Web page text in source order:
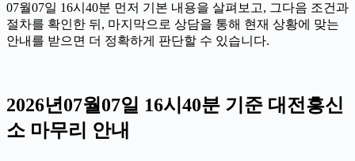
07월07일 16시40분 먼저 기본 내용을 살펴보고, 그다음 조건과
절차를 확인한 뒤, 마지막으로 상담을 통해 현재 상황에 맞는
안내를 받으면 더 정확하게 판단할 수 있습니다.
2026년07월07일 16시40분 기준 대전흥신
소 마무리 안내